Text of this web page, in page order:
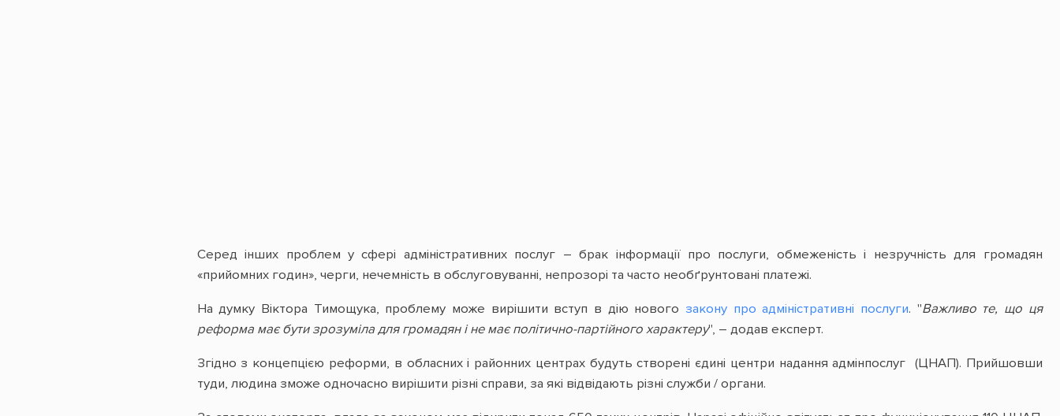
Серед інших проблем у сфері адміністративних послуг – брак інформації про послуги, обмеженість і незручність для громадян
«прийомних годин», черги, нечемність в обслуговуванні, непрозорі та часто необґрунтовані платежі.
На думку Віктора Тимощука, проблему може вирішити вступ в дію нового закону про адміністративні послуги. "Важливо те, що ця
реформа має бути зрозуміла для громадян і не має політично-партійного характеру", – додав експерт.
Згідно з концепцією реформи, в обласних і районних центрах будуть створені єдині центри надання адмінпослуг (ЦНАП). Прийшовши
туди, людина зможе одночасно вирішити різні справи, за які відвідають різні служби / органи.